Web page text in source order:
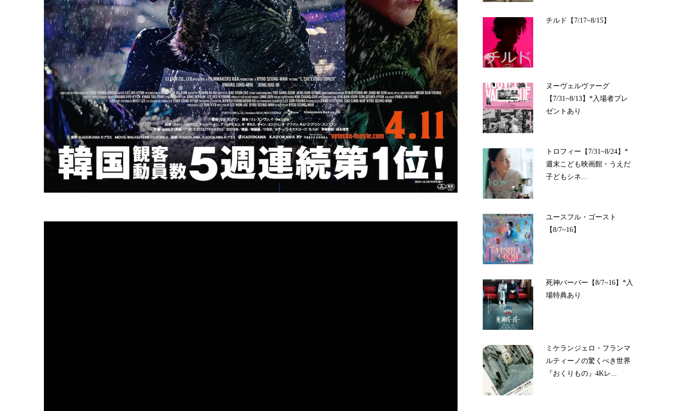
チルド【7/17~8/15】
ヌーヴェルヴァーグ
【7/31~8/13】*入場者プレ
ゼントあり
トロフィー【7/31~8/24】*
週末こども映画館・うえだ
子どもシネ...
ユースフル・ゴースト
【8/7~16】
死神バーバー【8/7~16】*入
場特典あり
ミケランジェロ・フランマ
ルティーノの驚くべき世界
『おくりもの』4Kレ...